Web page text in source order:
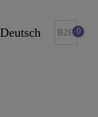
B2B 0